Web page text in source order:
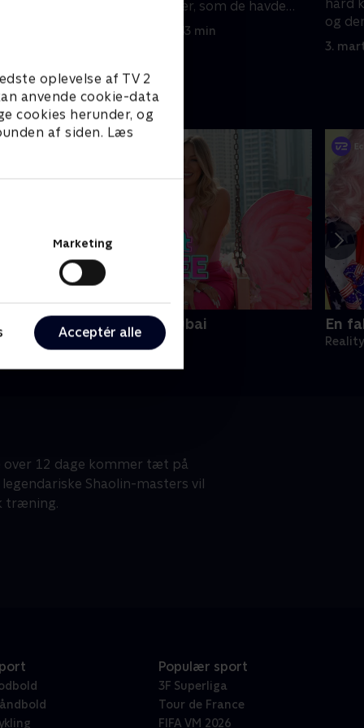
oplevelse af TV 2
anvende cookie-data
cookies herunder, og
af siden. Læs
Marketing
Acceptér alle
klart, at intet bliver, som de havde
24. februar 2025 • 43 min
hård
og
3.
Cici & DeeDee - dollars i Dubai
• 1 sæsoner
En
over 12 dage kommer tæt på
Shaolin-masters vil
træning.
Populær sport
3F Superliga
Tour de France
FIFA VM 2026